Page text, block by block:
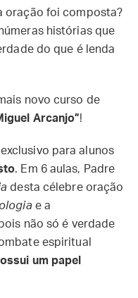
oração foi composta?
histórias que
do que é lenda
novo curso de
Arcanjo”!
para alunos
. Em 6 aulas, Padre
desta célebre oração
e a
não só é verdade
espiritual
um papel